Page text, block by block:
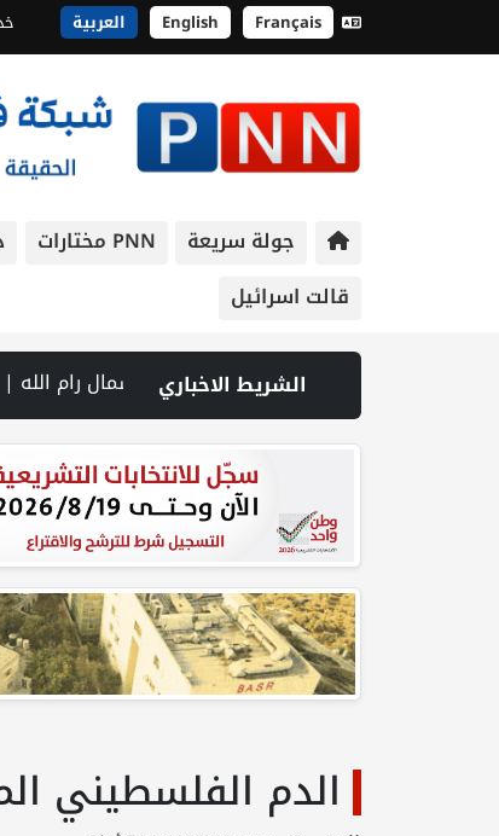
English Français العربية
جولة سريعة PNN مختارات
قالت اسرائيل
الشريط الاخباري
وشمال رام الله | إصابة جندي إسرائيلي في جنوب لبنان.. والقصف يتواصل رغم المفاوضات | إصابات بالاختناق خلال
الدم الفلسطيني